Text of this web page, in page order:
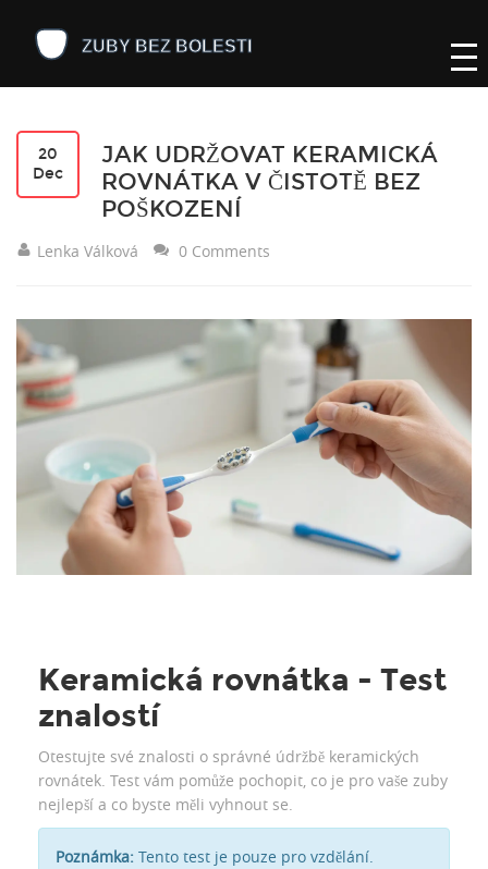
20
Dec
JAK UDRŽOVAT KERAMICKÁ
ROVNÁTKA V ČISTOTĚ BEZ
POŠKOZENÍ
Lenka Válková 0 Comments
Keramická rovnátka - Test
znalostí
Otestujte své znalosti o správné údržbě keramických
rovnátek. Test vám pomůže pochopit, co je pro vaše zuby
nejlepší a co byste měli vyhnout se.
Poznámka: Tento test je pouze pro vzdělání.